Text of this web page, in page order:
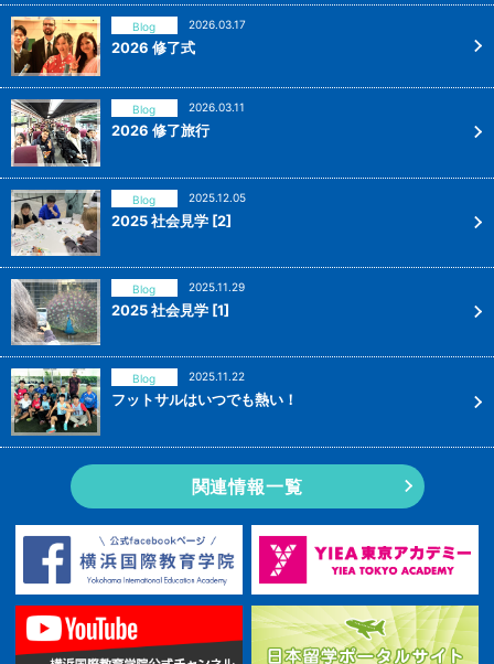
Blog 2026.03.17
2026 修了式
Blog 2026.03.11
2026 修了旅行
Blog 2025.12.05
2025 社会見学 [2]
Blog 2025.11.29
2025 社会見学 [1]
Blog 2025.11.22
フットサルはいつでも熱い！
関連情報一覧